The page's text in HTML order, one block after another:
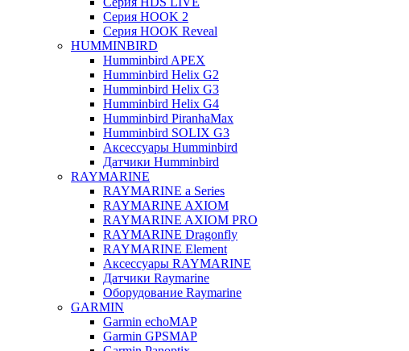
Серия HOOK 2
Серия HOOK Reveal
HUMMINBIRD
Humminbird APEX
Humminbird Helix G2
Humminbird Helix G3
Humminbird Helix G4
Humminbird PiranhaMax
Humminbird SOLIX G3
Аксессуары Humminbird
Датчики Humminbird
RAYMARINE
RAYMARINE a Series
RAYMARINE AXIOM
RAYMARINE AXIOM PRO
RAYMARINE Dragonfly
RAYMARINE Element
Аксессуары RAYMARINE
Датчики Raymarine
Оборудование Raymarine
GARMIN
Garmin echoMAP
Garmin GPSMAP